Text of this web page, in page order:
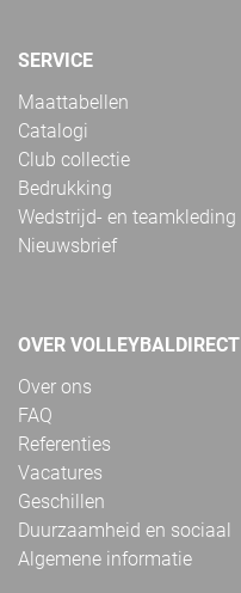
SERVICE
Maattabellen
Catalogi
Club collectie
Bedrukking
Wedstrijd- en teamkleding
Nieuwsbrief
OVER VOLLEYBALDIRECT
Over ons
FAQ
Referenties
Vacatures
Geschillen
Duurzaamheid en sociaal
Algemene informatie